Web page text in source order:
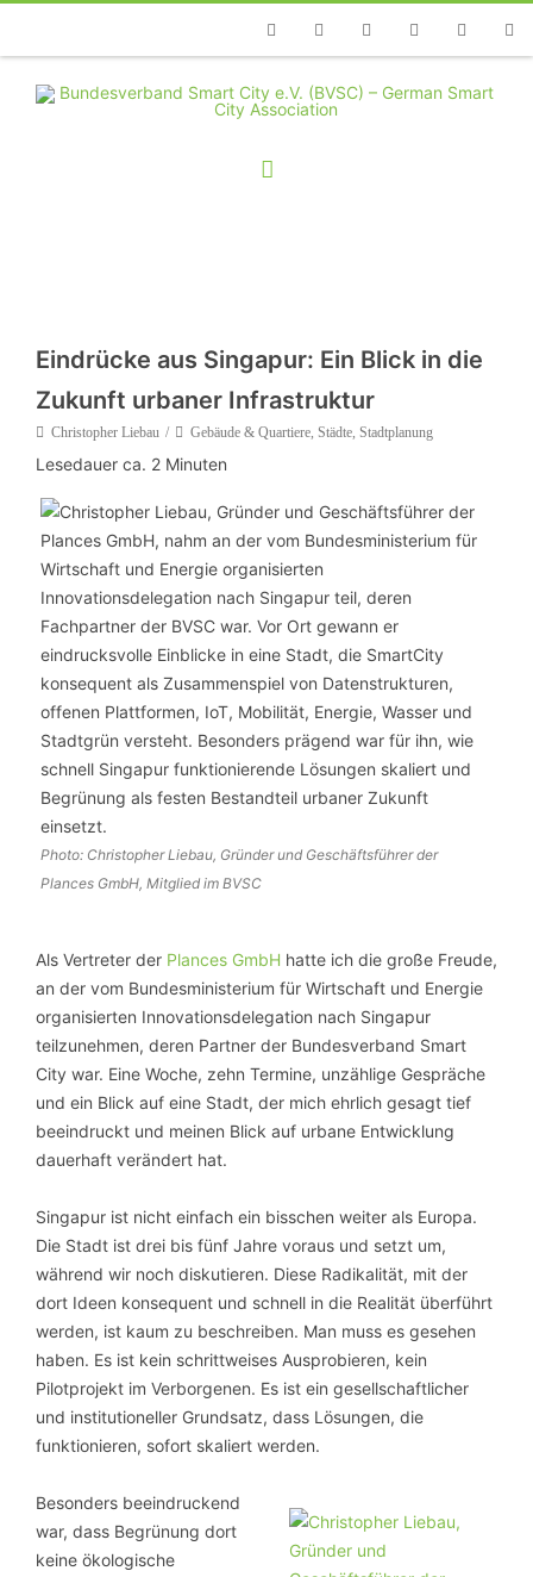
TelefonFacebookTwitterYoutubeInstagramLinkedin
Eindrücke aus Singapur: Ein Blick in die
Zukunft urbaner Infrastruktur
Christopher Liebau Gebäude & Quartiere, Städte, Stadtplanung
Lesedauer ca. 2 Minuten
Photo: Christopher Liebau, Gründer und Geschäftsführer der
Plances GmbH, Mitglied im BVSC
Als Vertreter der Plances GmbH hatte ich die große Freude,
an der vom Bundesministerium für Wirtschaft und Energie
organisierten Innovationsdelegation nach Singapur
teilzunehmen, deren Partner der Bundesverband Smart
City war. Eine Woche, zehn Termine, unzählige Gespräche
und ein Blick auf eine Stadt, der mich ehrlich gesagt tief
beeindruckt und meinen Blick auf urbane Entwicklung
dauerhaft verändert hat.
Singapur ist nicht einfach ein bisschen weiter als Europa.
Die Stadt ist drei bis fünf Jahre voraus und setzt um,
während wir noch diskutieren. Diese Radikalität, mit der
dort Ideen konsequent und schnell in die Realität überführt
werden, ist kaum zu beschreiben. Man muss es gesehen
haben. Es ist kein schrittweises Ausprobieren, kein
Pilotprojekt im Verborgenen. Es ist ein gesellschaftlicher
und institutioneller Grundsatz, dass Lösungen, die
funktionieren, sofort skaliert werden.
Besonders beeindruckend
war, dass Begrünung dort
keine ökologische